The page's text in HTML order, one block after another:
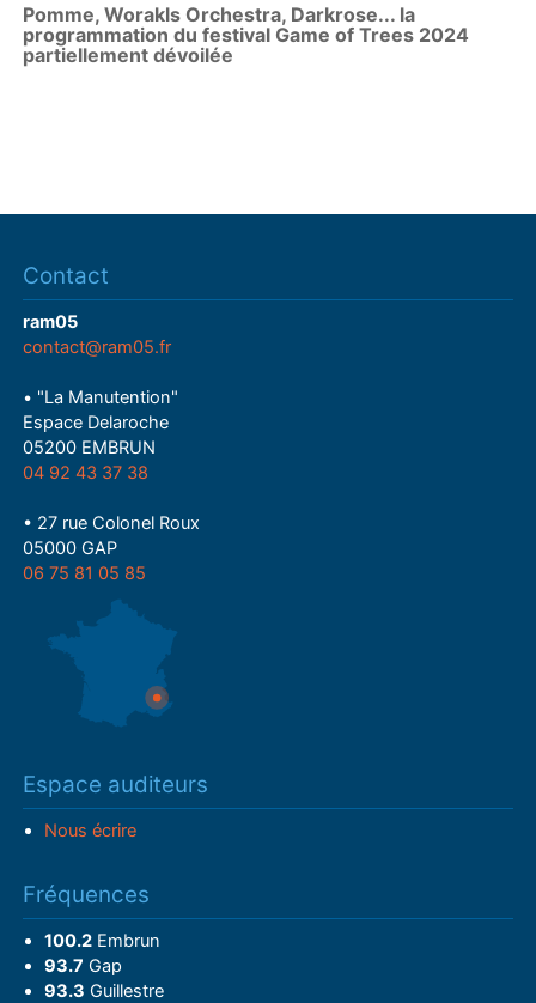
Pomme, Worakls Orchestra, Darkrose... la
programmation du festival Game of Trees 2024
partiellement dévoilée
Contact
ram05
contact@ram05.fr
• "La Manutention"
Espace Delaroche
05200 EMBRUN
04 92 43 37 38
• 27 rue Colonel Roux
05000 GAP
06 75 81 05 85
Espace auditeurs
Nous écrire
Fréquences
100.2Embrun
93.7 Gap
93.3 Guillestre